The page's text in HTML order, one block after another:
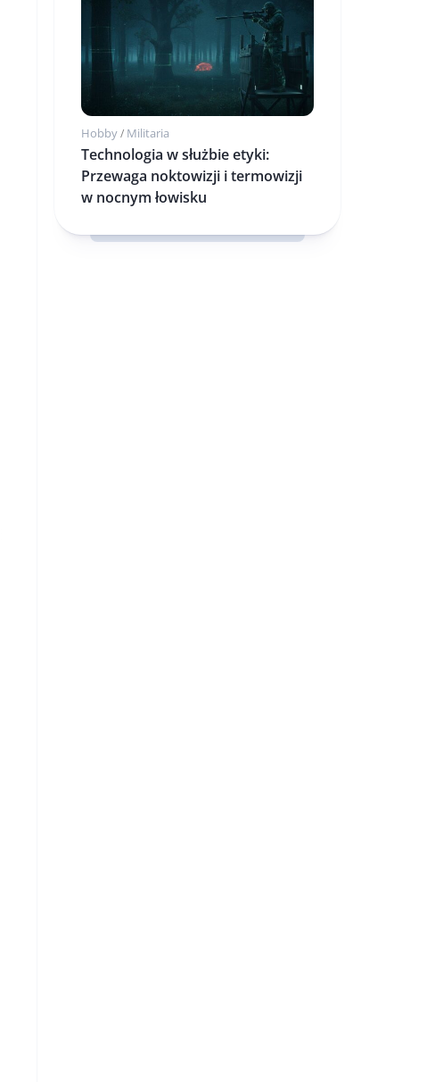
Hobby/ Militaria
Technologia w służbie etyki:
Przewaga noktowizji i termowizji
w nocnym łowisku